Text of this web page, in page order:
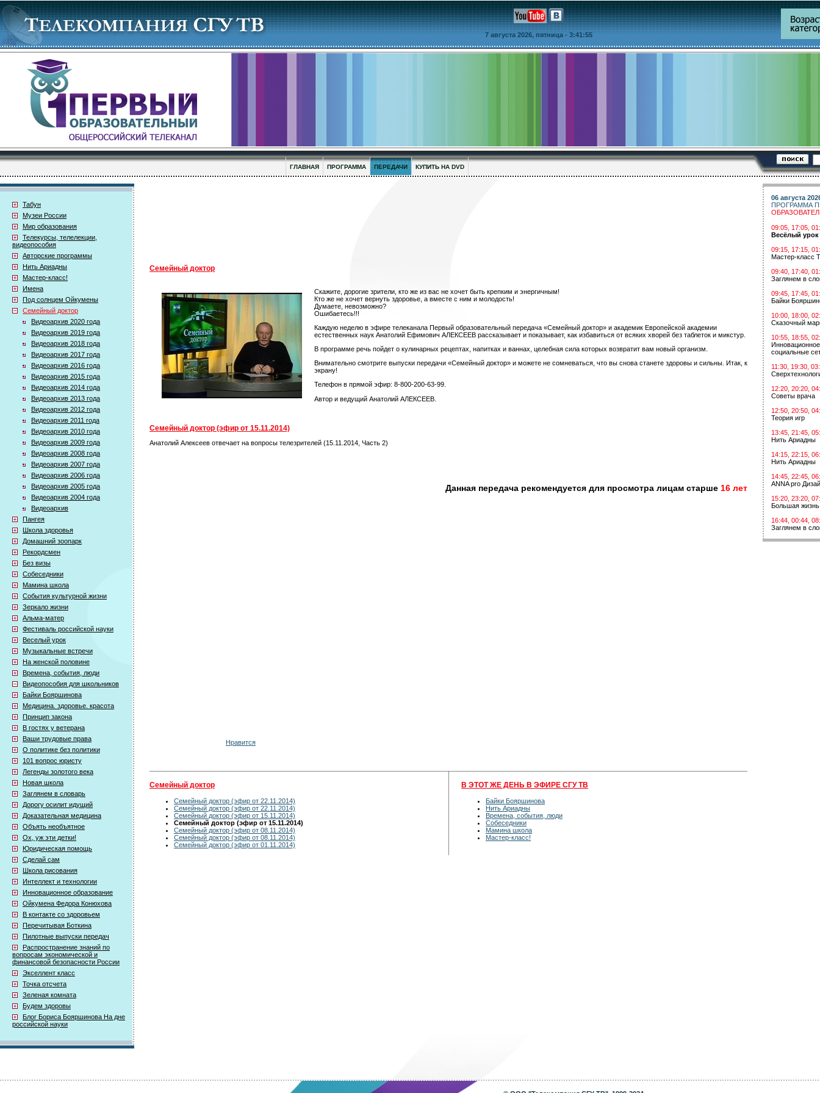
7 августа 2026, пятница - 3:41:55
ГЛАВНАЯ ПРОГРАММА ПЕРЕДАЧИ КУПИТЬ НА DVD
Табун
Музеи России
Мир образования
Телекурсы, телелекции,
видеопособия
Авторские программы
Нить Ариадны
Мастер-класс!
Имена
Под солнцем Ойкумены
Семейный доктор
Видеоархив 2020 года
Видеоархив 2019 года
Видеоархив 2018 года
Видеоархив 2017 года
Видеоархив 2016 года
Видеоархив 2015 года
Видеоархив 2014 года
Видеоархив 2013 года
Видеоархив 2012 года
Видеоархив 2011 года
Видеоархив 2010 года
Видеоархив 2009 года
Видеоархив 2008 года
Видеоархив 2007 года
Видеоархив 2006 года
Видеоархив 2005 года
Видеоархив 2004 года
Видеоархив
Пангея
Школа здоровья
Домашний зоопарк
Рекордсмен
Без визы
Собеседники
Мамина школа
События культурной жизни
Зеркало жизни
Альма-матер
Фестиваль российской науки
Веселый урок
Музыкальные встречи
На женской половине
Времена, события, люди
Видеопособия для школьников
Байки Бояршинова
Медицина. здоровье. красота
Принцип закона
В гостях у ветерана
Ваши трудовые права
О политике без политики
101 вопрос юристу
Легенды золотого века
Новая школа
Заглянем в словарь
Дорогу осилит идущий
Доказательная медицина
Объять необъятное
Ох, уж эти детки!
Юридическая помощь
Сделай сам
Школа рисования
Интеллект и технологии
Инновационное образование
Ойкумена Федора Конюхова
В контакте со здоровьем
Перечитывая Боткина
Пилотные выпуски передач
Распространение знаний по
вопросам экономической и
финансовой безопасности России
Экселлент класс
Точка отсчета
Зеленая комната
Будем здоровы
Блог Бориса Бояршинова На дне
российской науки
Семейный доктор
Скажите, дорогие зрители, кто же из вас не хочет быть крепким и энергичным!
Кто же не хочет вернуть здоровье, а вместе с ним и молодость!
Думаете, невозможно?
Ошибаетесь!!!
Каждую неделю в эфире телеканала Первый образовательный передача «Семейный доктор» и академик Европейской академии
естественных наук Анатолий Ефимович АЛЕКСЕЕВ рассказывает и показывает, как избавиться от всяких хворей без таблеток и микстур.
В программе речь пойдет о кулинарных рецептах, напитках и ваннах, целебная сила которых возвратит вам новый организм.
Внимательно смотрите выпуски передачи «Семейный доктор» и можете не сомневаться, что вы снова станете здоровы и сильны. Итак, к
экрану!
Телефон в прямой эфир: 8-800-200-63-99.
Автор и ведущий Анатолий АЛЕКСЕЕВ.
Семейный доктор (эфир от 15.11.2014)
Анатолий Алексеев отвечает на вопросы телезрителей (15.11.2014, Часть 2)
Данная передача рекомендуется для просмотра лицам старше 16 лет
Нравится
Семейный доктор
Семейный доктор (эфир от 22.11.2014)
Семейный доктор (эфир от 22.11.2014)
Семейный доктор (эфир от 15.11.2014)
Семейный доктор (эфир от 15.11.2014)
Семейный доктор (эфир от 08.11.2014)
Семейный доктор (эфир от 08.11.2014)
Семейный доктор (эфир от 01.11.2014)
В ЭТОТ ЖЕ ДЕНЬ В ЭФИРЕ СГУ ТВ
Байки Бояршинова
Нить Ариадны
Времена, события, люди
Собеседники
Мамина школа
Мастер-класс!
06 августа
ПРОГРАММА
09:05, 17:05,
Весёлый урок
09:15, 17:15,
Мастер-класс
09:40, 17:40,
Заглянем в
09:45, 17:45,
Байки
10:00, 18:00,
Сказочный
10:55, 18:55,
социальные
11:30, 19:30,
12:20, 20:20,
Советы врача
12:50, 20:50,
Теория игр
13:45, 21:45,
Нить Ариадны
14:15, 22:15,
Нить Ариадны
14:45, 22:45,
ANNA pro
15:20, 23:20,
Большая жизнь
16:44, 00:44,
Заглянем в